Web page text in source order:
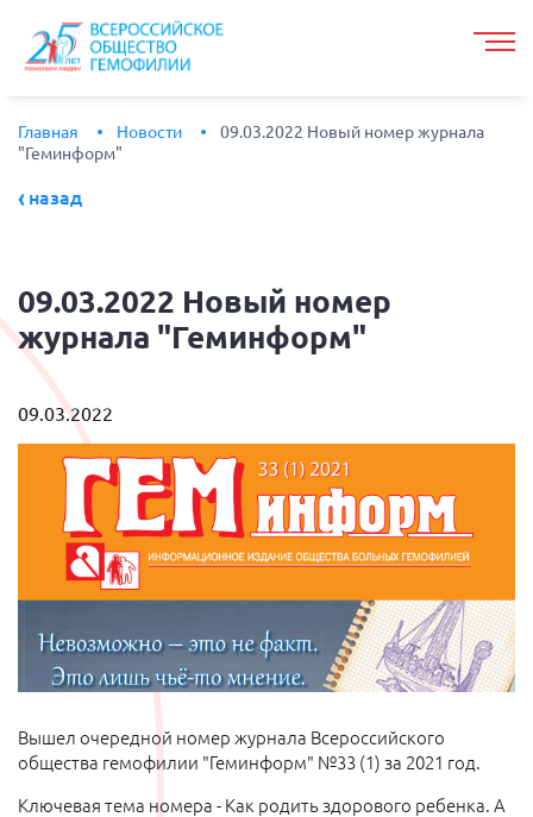
Главная Новости
09.03.2022 Новый номер журнала
"Геминформ"
назад
09.03.2022 Новый номер
журнала "Геминформ"
09.03.2022
Вышел очередной номер журнала Всероссийского
общества гемофилии "Геминформ" №33 (1) за 2021 год.
Ключевая тема номера - Как родить здорового ребенка. А